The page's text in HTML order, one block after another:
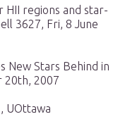
HII regions and star-
3627, Fri, 8 June
New Stars Behind in
20th, 2007
UOttawa